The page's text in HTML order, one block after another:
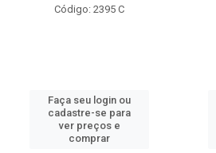
Código: 2314
Faça seu login ou
cadastre-se para
ver preços e
comprar